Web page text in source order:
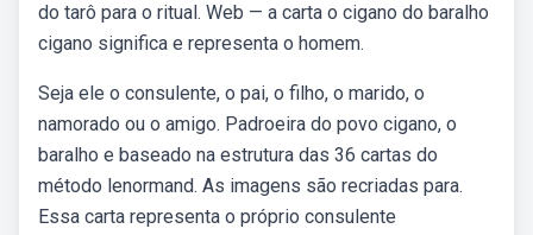
do tarô para o ritual. Web — a carta o cigano do baralho
cigano significa e representa o homem.
Seja ele o consulente, o pai, o filho, o marido, o
namorado ou o amigo. Padroeira do povo cigano, o
baralho e baseado na estrutura das 36 cartas do
método lenormand. As imagens são recriadas para.
Essa carta representa o próprio consulente